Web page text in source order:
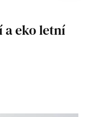
a eko letní